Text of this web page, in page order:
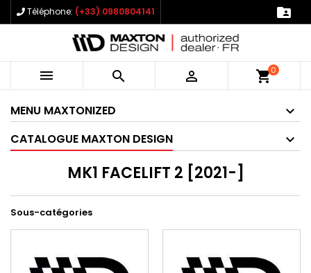
Téléphone: (+33) 0980804141 
   shopping_cart0
MENU MAXTONIZED
CATALOGUE MAXTON DESIGN
MK1 FACELIFT 2 [2021-]
Sous-catégories